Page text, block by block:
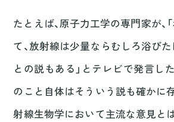
たとえば、原子力工学の専門家が、
て、放射線は少量ならむしろ浴び
との説もある」とテレビで発言し
のこと自体はそういう説も確かに
射線生物学において主流な意見と